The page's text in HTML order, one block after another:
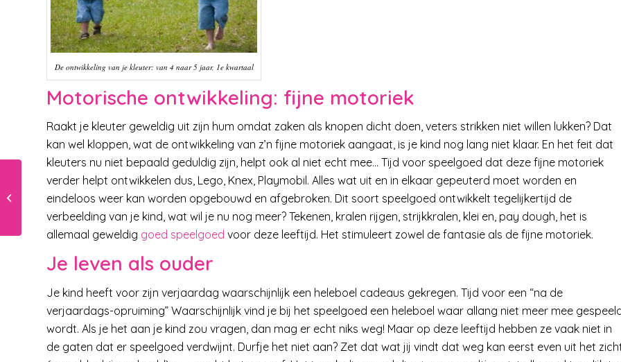
De ontwikkeling van je kleuter: van 4 naar 5 jaar, 1e kwartaal
Motorische ontwikkeling: fijne motoriek
Raakt je kleuter geweldig uit zijn hum omdat zaken als knopen dicht doen, veters strikken niet willen lukken? Dat
kan wel kloppen, wat de ontwikkeling van z’n fijne motoriek aangaat, is je kind nog lang niet klaar. En het feit dat
kleuters nu niet bepaald geduldig zijn, helpt ook al niet echt mee… Tijd voor speelgoed dat deze fijne motoriek
verder helpt ontwikkelen dus, Lego, Knex, Playmobil. Alles wat uit en in elkaar gepeuterd moet worden en
eindeloos weer kan worden opgebouwd en afgebroken. Dit soort speelgoed ontwikkelt tegelijkertijd de
verbeelding van je kind, wat wil je nu nog meer? Tekenen, kralen rijgen, strijkkralen, klei en, pay dough, het is
allemaal geweldig goed speelgoed voor deze leeftijd. Het stimuleert zowel de fantasie als de fijne motoriek.
Je leven als ouder
Je kind heeft voor zijn verjaardag waarschijnlijk een heleboel cadeaus gekregen. Tijd voor een “na de
verjaardags-opruiming” Waarschijnlijk vind je bij het speelgoed een heleboel waar allang niet meer mee
wordt. Als je het aan je kind zou vragen, dan mag er echt niks weg! Maar op deze leeftijd hebben ze vaak niet in
de gaten dat er speelgoed verdwijnt. Durfje het niet aan? Zet dat wat jij vindt dat weg kan eerst even uit het
Borstvoeding